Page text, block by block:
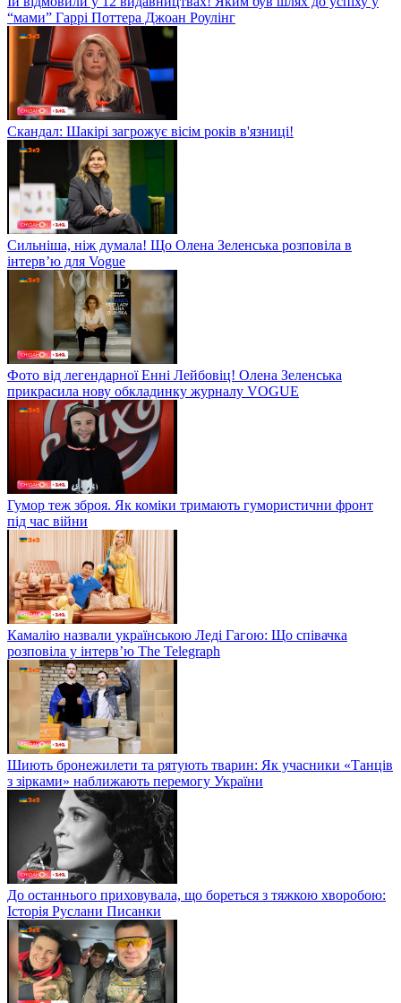
“мами” Гаррі Поттера Джоан Роулінг
Скандал: Шакірі загрожує вісім років в'язниці!
Сильніша, ніж думала! Що Олена Зеленська розповіла в
інтерв’ю для Vogue
Фото від легендарної Енні Лейбовіц! Олена Зеленська
прикрасила нову обкладинку журналу VOGUE
Гумор теж зброя. Як коміки тримають гумористични фронт
під час війни
Камалію назвали українською Леді Гагою: Що співачка
розповіла у інтерв’ю The Telegraph
Шиють бронежилети та рятують тварин: Як учасники «Танців
з зірками» наближають перемогу України
До останнього приховувала, що бореться з тяжкою хворобою:
Історія Руслани Писанки